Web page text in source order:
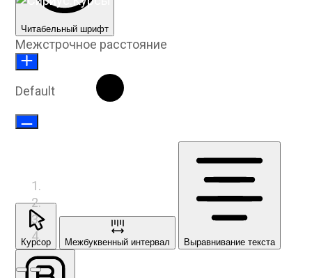
Предыдущий слайд
Следующий слайд
Читабельный шрифт
Межстрочное расстояние
Default
Курсор Межбуквенный интервал Выравнивание текста